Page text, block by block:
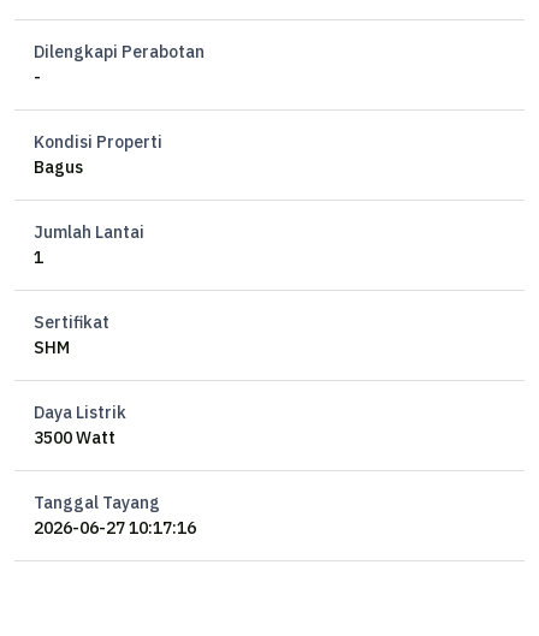
Dilengkapi Perabotan
-
Kondisi Properti
Bagus
Jumlah Lantai
1
Sertifikat
SHM
Daya Listrik
3500 Watt
Tanggal Tayang
2026-06-27 10:17:16